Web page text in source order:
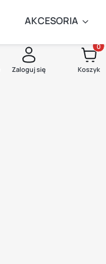
Zaloguj się Koszyk
AKCESORIA